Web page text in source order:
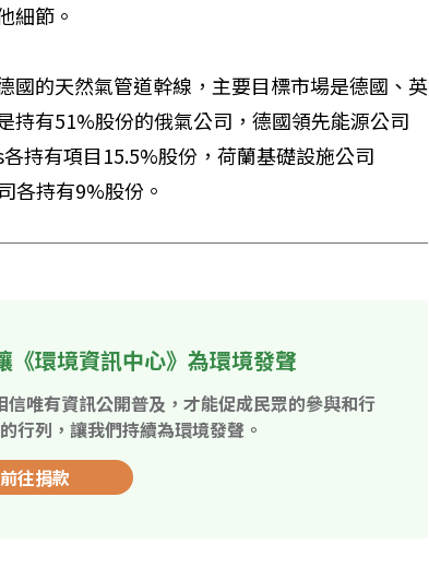
細節。
的天然氣管道幹線，主要目標市場是德國、英
持有51%股份的俄氣公司，德國領先能源公司
持有項目15.5%股份，荷蘭基礎設施公司
各持有9%股份。
環境資訊中心》為環境發聲
信唯有資訊公開普及，才能促成民眾的參與和行
行列，讓我們持續為環境發聲。
前往捐款